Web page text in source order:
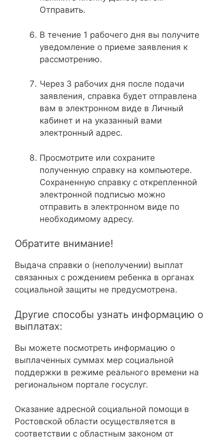
Отправить.
В течение 1 рабочего дня вы получите
уведомление о приеме заявления к
рассмотрению.
Через 3 рабочих дня после подачи
заявления, справка будет отправлена
вам в электронном виде в Личный
кабинет и на указанный вами
электронный адрес.
Просмотрите или сохраните
полученную справку на компьютере.
Сохраненную справку с открепленной
электронной подписью можно
отправить в электронном виде по
необходимому адресу.
Обратите внимание!
Выдача справки о (неполучении) выплат
связанных с рождением ребенка в органах
социальной защиты не предусмотрена.
Другие способы узнать информацию о
выплатах:
Вы можете посмотреть информацию о
выплаченных суммах мер социальной
поддержки в режиме реального времени на
региональном портале госуслуг.
Оказание адресной социальной помощи в
Ростовской области осуществляется в
соответствии с областным законом от